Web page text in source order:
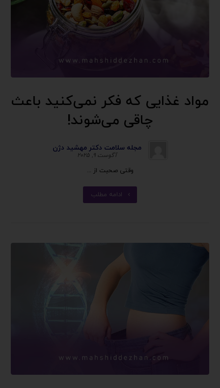
مواد غذایی که فکر نمی‌کنید باعث
چاقی می‌شوند!
مجله سلامت دکتر مهشید دژن
آگوست ۹, ۲۰۲۵
وقتی صحبت از ...
ادامه مطلب